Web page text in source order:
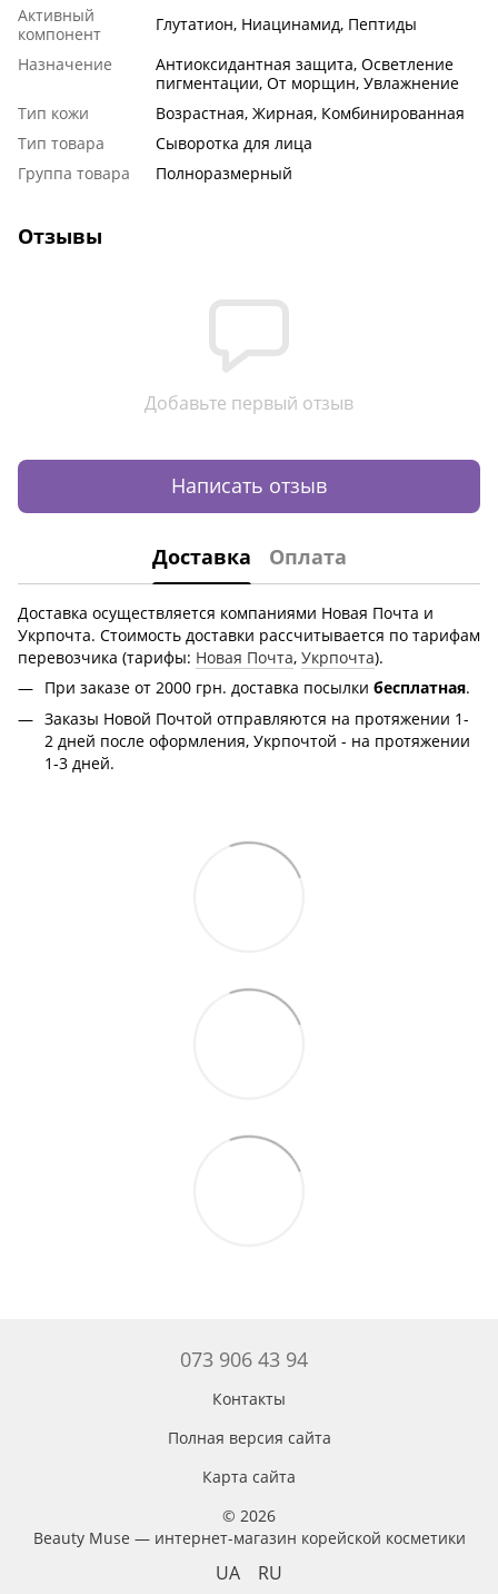
Активный
компонент
Глутатион, Ниацинамид, Пептиды
Назначение
Антиоксидантная защита, Осветление
пигментации, От морщин, Увлажнение
Тип кожи
Возрастная, Жирная, Комбинированная
Тип товара
Сыворотка для лица
Группа товара
Полноразмерный
Отзывы
Добавьте первый отзыв
Написать отзыв
Доставка Оплата
Доставка осуществляется компаниями Новая Почта и
Укрпочта. Стоимость доставки рассчитывается по тарифам
перевозчика (тарифы: Новая Почта, Укрпочта).
При заказе от 2000 грн. доставка посылки бесплатная.
Заказы Новой Почтой отправляются на протяжении 1-
2 дней после оформления, Укрпочтой - на протяжении
1-3 дней.
073 906 43 94
Контакты
Полная версия сайта
Карта сайта
© 2026
Beauty Muse — интернет-магазин корейской косметики
UA RU